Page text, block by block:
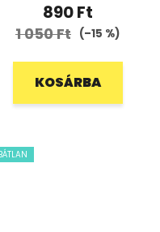
890 Ft
1 050 Ft (–15 %)
KOSÁRBA